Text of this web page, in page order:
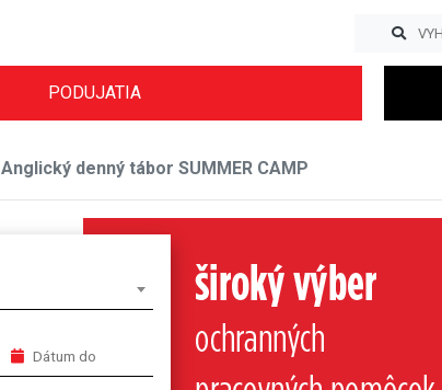
PODUJATIA
Anglický denný tábor SUMMER CAMP